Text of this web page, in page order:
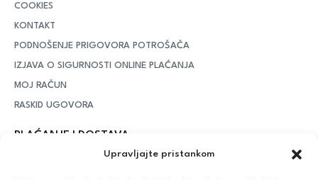
Upravljajte pristankom
COOKIES
KONTAKT
PODNOŠENJE PRIGOVORA POTROŠAČA
IZJAVA O SIGURNOSTI ONLINE PLAĆANJA
MOJ RAČUN
RASKID UGOVORA
PLAĆANJE I DOSTAVA
– iznad potrošenih 55 eura dostava je